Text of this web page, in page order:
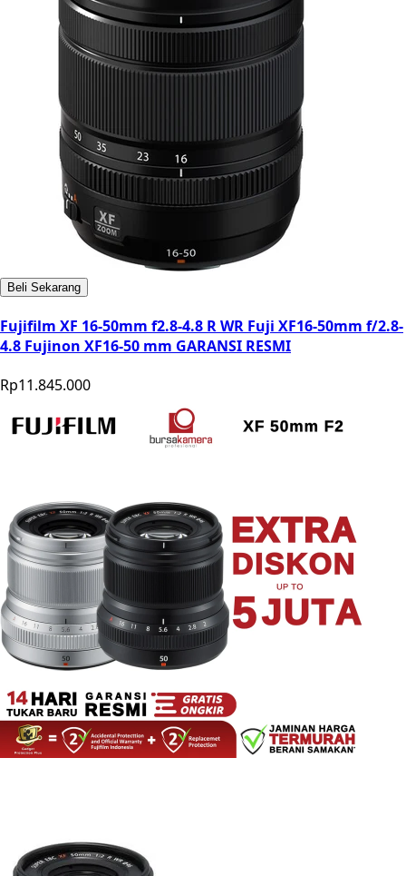
Beli Sekarang
Fujifilm XF 16-50mm f2.8-4.8 R WR Fuji XF16-50mm f/2.8-
4.8 Fujinon XF16-50 mm GARANSI RESMI
Rp11.845.000